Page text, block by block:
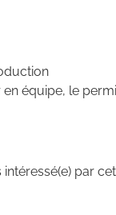
équipe, le
par